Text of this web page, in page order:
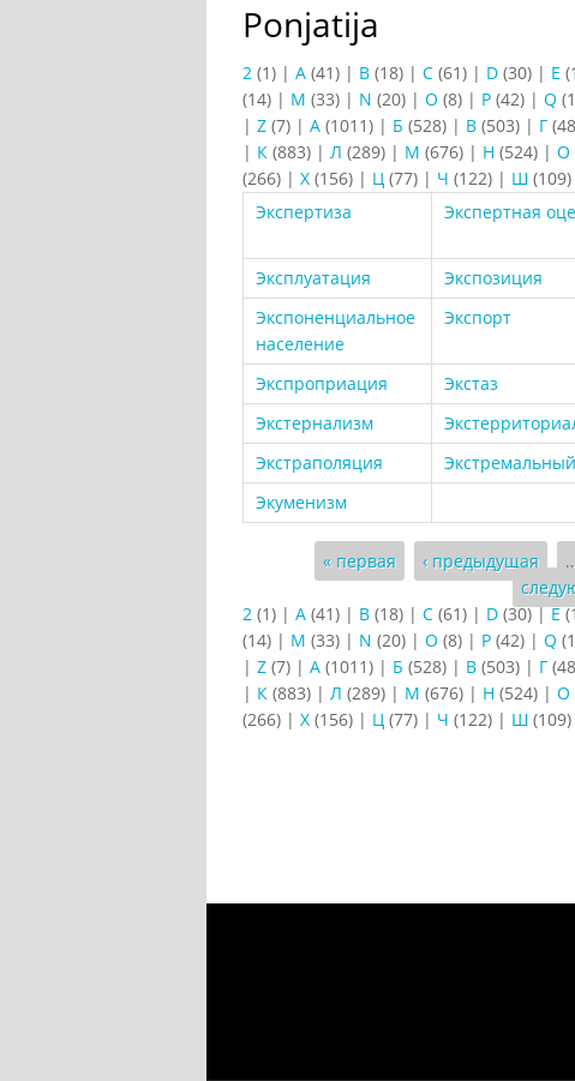
Ponjatija
2 (1) | A (41) | B (18) | C (61) | D (30) | E
(14) | M (33) | N (20) | O (8) | P (42) | Q
| Z (7) | А (1011) | Б (528) | В (503) | Г
| К (883) | Л (289) | М (676) | Н (524) | О
(266) | Х (156) | Ц (77) | Ч (122) | Ш (109)
Экспертиза
Экспертная
Эксплуатация
Экспозиция
Экспоненциальное
население
Экспорт
Экспроприация Экстаз
Экстернализм
Экстраполяция
Экстремальный
Экуменизм
Страницы« первая ‹ предыдущая
2 (1) | A (41) | B (18) | C (61) | D (30)|E
(14) | M (33) | N (20) | O (8) | P (42) | Q
| Z (7) | А (1011) | Б (528) | В (503) | Г
| К (883) | Л (289) | М (676) | Н (524) | О
(266) | Х (156) | Ц (77) | Ч (122) | Ш (109)